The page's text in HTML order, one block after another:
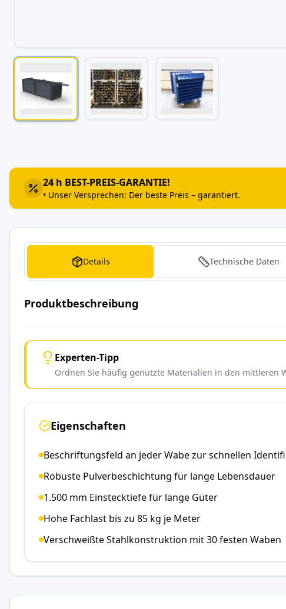
Bildergalerie
springen 24 h BEST-PREIS-GARANTIE!
• Unser Versprechen: Der beste Preis – garantiert.
Details Technische Daten
Produktbeschreibung
Experten-Tipp
Ordnen Sie häufig genutzte Materialien in den mittleren
Eigenschaften
Beschriftungsfeld an jeder Wabe zur schnellen
Robuste Pulverbeschichtung für lange Lebensdauer
1.500 mm Einstecktiefe für lange Güter
Hohe Fachlast bis zu 85 kg je Meter
Verschweißte Stahlkonstruktion mit 30 festen Waben